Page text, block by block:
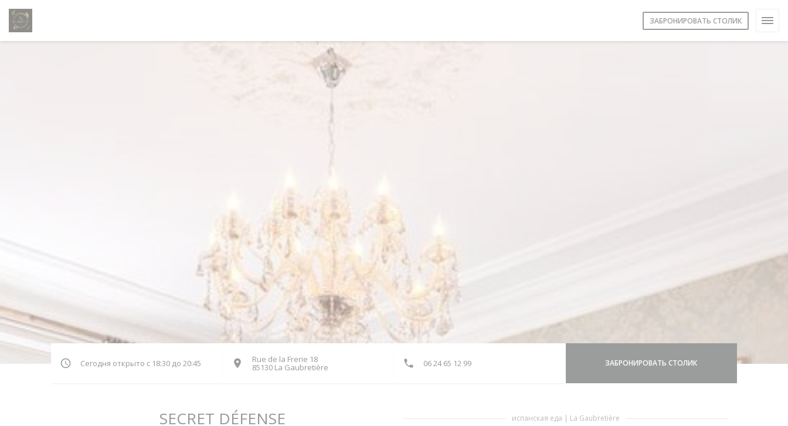
ЗАБРОНИРОВАТЬ СТОЛИК
Сегодня открыто с 18:30 до 20:45 Rue de la Frerie 18
85130 La Gaubretière((открывается в новом окне))06 24 65 12 99 ЗАБРОНИРОВАТЬ СТОЛИК
SECRET DÉFENSE испанская еда | La Gaubretière